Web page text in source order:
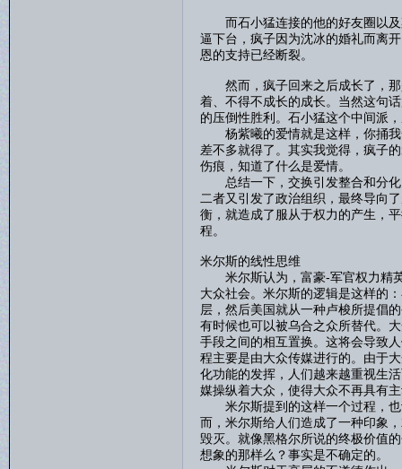
而石小猛连接的他的好友圈以及
逼下台，疯子因为沈冰的婚礼而离
恩的支持已经断裂。
然而，疯子回来之后成长了，那
着、不得不成长的成长。当然这句
的压倒性胜利。石小猛这个中间派
杨紫曦的爱情就是这样，你捅我
差不多就得了。其实我觉得，疯子
伤痕，知道了什么是爱情。
总结一下，交换引发整合和分化
二者又引发了政治组织，最终导向
衡，就造成了服从于权力的产生，
程。
米尔斯的线性思维
米尔斯认为，富豪-军官权力精英
大众社会。米尔斯的逻辑是这样的
层，然后美国就从一种卢梭所提倡
有时候也可以被乌合之众所替代。
手段之间的相互置换。这将会导致
程主要是由大众传媒进行的。由于
化功能的发挥，人们越来越重视生
媒操纵着大众，使得大众不再具有
米尔斯提到的这样一个过程，也
而，米尔斯给人们造成了一种印象
毁灭。就像黑格尔所说的终极价值
想象的那样么？事实是不确定的。